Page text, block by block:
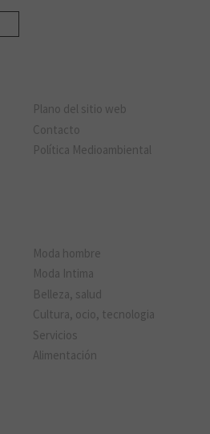
Plano del sitio web
Contacto
Política Medioambiental
Moda hombre
Moda Intima
Belleza, salud
Cultura, ocio, tecnologia
Servicios
Alimentación